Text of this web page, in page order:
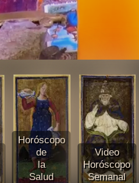
Horóscopo
de
la
Salud
Video
Horóscopo
Semanal